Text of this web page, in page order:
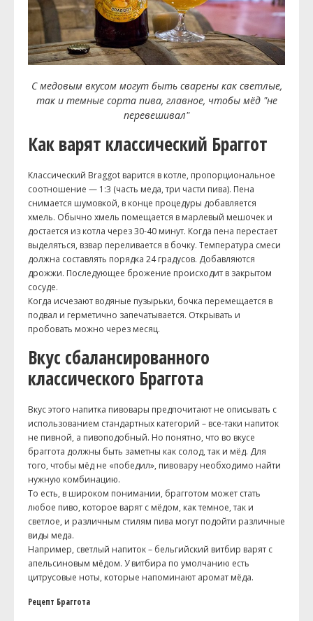
С медовым вкусом могут быть сварены как светлые,
так и темные сорта пива, главное, чтобы мёд "не
перевешивал"
Как варят классический Браггот
Классический Braggot варится в котле, пропорциональное
соотношение — 1:3 (часть меда, три части пива). Пена
снимается шумовкой, в конце процедуры добавляется
хмель. Обычно хмель помещается в марлевый мешочек и
достается из котла через 30-40 минут. Когда пена перестает
выделяться, взвар переливается в бочку. Температура смеси
должна составлять порядка 24 градусов. Добавляются
дрожжи. Последующее брожение происходит в закрытом
сосуде.
Когда исчезают водяные пузырьки, бочка перемещается в
подвал и герметично запечатывается. Открывать и
пробовать можно через месяц.
Вкус сбалансированного
классического Браггота
Вкус этого напитка пивовары предпочитают не описывать с
использованием стандартных категорий – все-таки напиток
не пивной, а пивоподобный. Но понятно, что во вкусе
браггота должны быть заметны как солод, так и мёд. Для
того, чтобы мёд не «победил», пивовару необходимо найти
нужную комбинацию.
То есть, в широком понимании, брагготом может стать
любое пиво, которое варят с мёдом, как темное, так и
светлое, и различным стилям пива могут подойти различные
виды меда.
Например, светлый напиток – бельгийский витбир варят с
апельсиновым мёдом. У витбира по умолчанию есть
цитрусовые ноты, которые напоминают аромат мёда.
Рецепт Браггота